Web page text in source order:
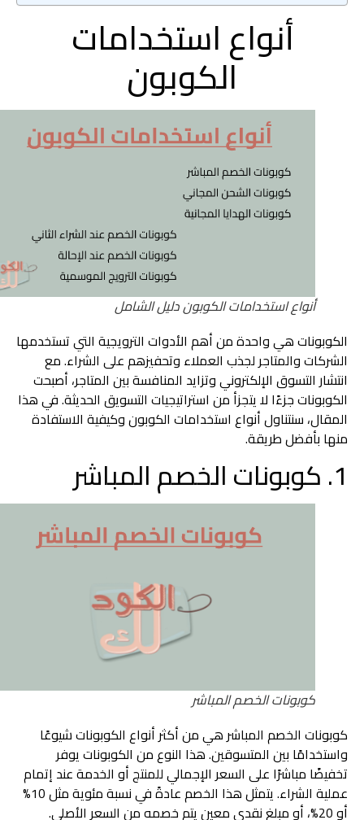
أنواع استخدامات
الكوبون
أنواع استخدامات الكوبون دليل الشامل
الكوبونات هي واحدة من أهم الأدوات الترويجية التي تستخدمها
الشركات والمتاجر لجذب العملاء وتحفيزهم على الشراء. مع
انتشار التسوق الإلكتروني وتزايد المنافسة بين المتاجر، أصبحت
الكوبونات جزءًا لا يتجزأ من استراتيجيات التسويق الحديثة. في هذا
المقال، سنتناول أنواع استخدامات الكوبون وكيفية الاستفادة
منها بأفضل طريقة.
كوبونات الخصم المباشر
كوبونات الخصم المباشر هي من أكثر أنواع الكوبونات شيوعًا
واستخدامًا بين المتسوقين. هذا النوع من الكوبونات يوفر
تخفيضًا مباشرًا على السعر الإجمالي للمنتج أو الخدمة عند إتمام
عملية الشراء. يتمثل هذا الخصم عادةً في نسبة مئوية مثل 10%